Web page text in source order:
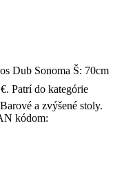
Dub Sonoma Š: 70cm
Patrí do kategórie
a zvýšené stoly.
kódom: